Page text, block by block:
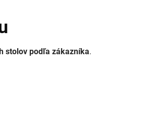
stolov podľa zákazníka.